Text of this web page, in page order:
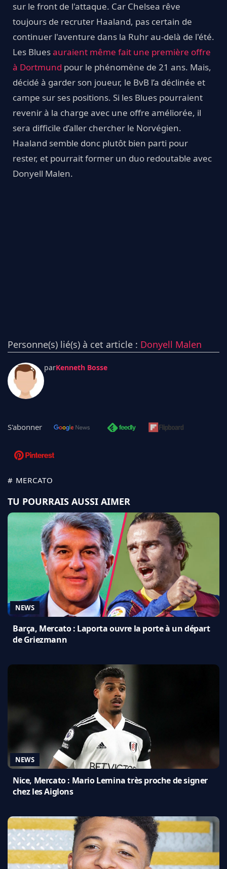
sur le front de l'attaque. Car Chelsea rêve
toujours de recruter Haaland, pas certain de
continuer l'aventure dans la Ruhr au-delà de l'été.
Les Bluesauraient même fait une première offre
à Dortmund pour le phénomène de 21 ans. Mais,
décidé à garder son joueur, le BvB l’a déclinée et
campe sur ses positions. Si les Blues pourraient
revenir à la charge avec une offre améliorée, il
sera difficile d’aller chercher le Norvégien.
Haaland semble donc plutôt bien parti pour
rester, et pourrait former un duo redoutable avec
Donyell Malen.
Personne(s) lié(s) à cet article : Donyell Malen
parKenneth Bosse
S'abonner
# MERCATO
TU POURRAIS AUSSI AIMER
NEWS
Barça, Mercato : Laporta ouvre la porte à un départ
de Griezmann
NEWS
Nice, Mercato : Mario Lemina très proche de signer
chez les Aiglons